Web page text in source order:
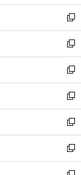
ウ
ィ
ン
ド
ウ
で
開
く
し
い
ウ
ィ
ン
ド
ウ
で
開
く
新
し
い
ウ
ィ
ン
ド
ウ
で
開
く
新
し
い
ウ
ィ
ン
ド
ウ
で
開
新
し
い
ウ
ィ
ン
ド
ウ
新
し
い
ウ
ィ
ン
新
し
い
ウ
新
し